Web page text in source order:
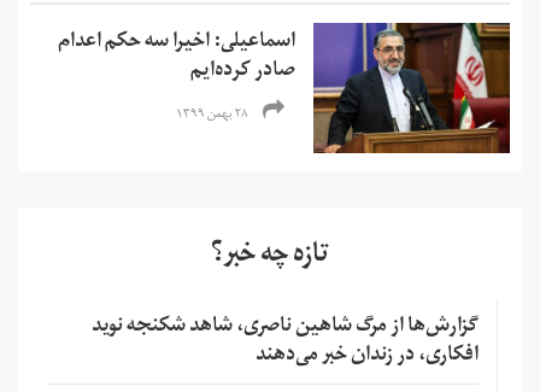
اسماعیلی: اخیرا سه حکم اعدام
صادر کرده‌ایم
۲۸ بهمن ۱۳۹۹
تازه چه خبر؟
گزارش‌ها از مرگ شاهین ناصری، شاهد شکنجه نوید
افکاری، در زندان خبر می‌دهند